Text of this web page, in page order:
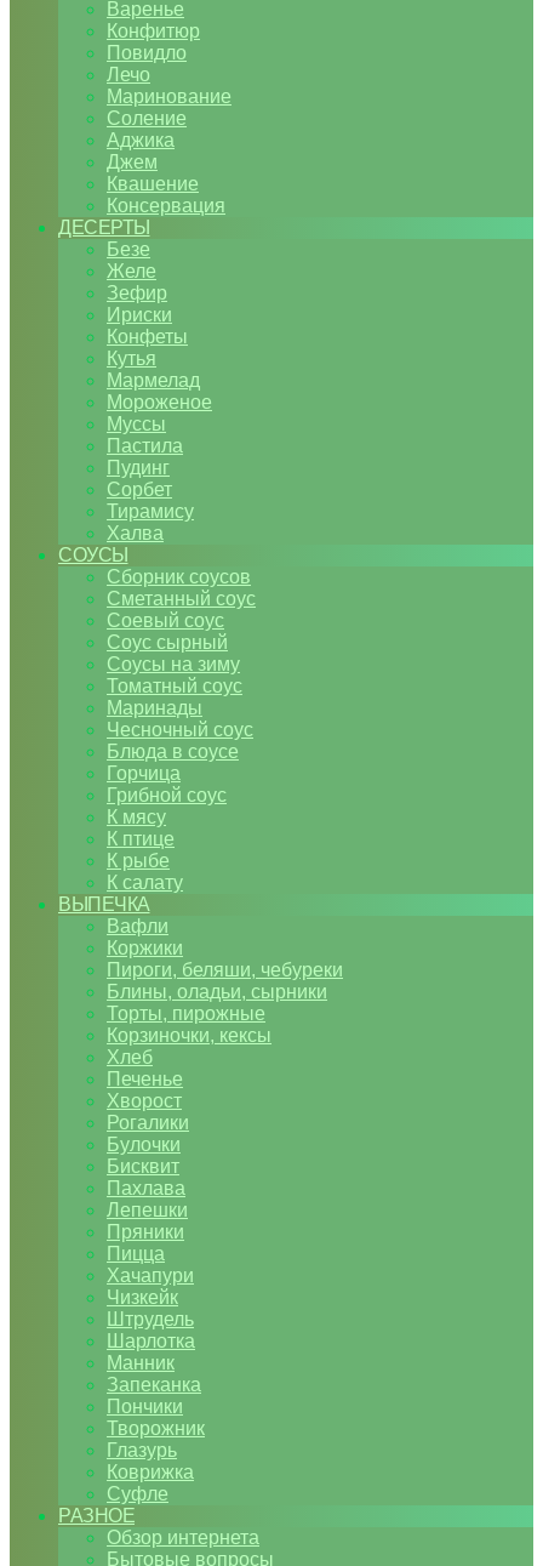
Варенье
Конфитюр
Повидло
Лечо
Маринование
Соление
Аджика
Джем
Квашение
Консервация
ДЕСЕРТЫ
Безе
Желе
Зефир
Ириски
Конфеты
Кутья
Мармелад
Мороженое
Муссы
Пастила
Пудинг
Сорбет
Тирамису
Халва
СОУСЫ
Сборник соусов
Сметанный соус
Соевый соус
Соус сырный
Соусы на зиму
Томатный соус
Маринады
Чесночный соус
Блюда в соусе
Горчица
Грибной соус
К мясу
К птице
К рыбе
К салату
ВЫПЕЧКА
Вафли
Коржики
Пироги, беляши, чебуреки
Блины, оладьи, сырники
Торты, пирожные
Корзиночки, кексы
Хлеб
Печенье
Хворост
Рогалики
Булочки
Бисквит
Пахлава
Лепешки
Пряники
Пицца
Хачапури
Чизкейк
Штрудель
Шарлотка
Манник
Запеканка
Пончики
Творожник
Глазурь
Коврижка
Суфле
РАЗНОЕ
Обзор интернета
Бытовые вопросы